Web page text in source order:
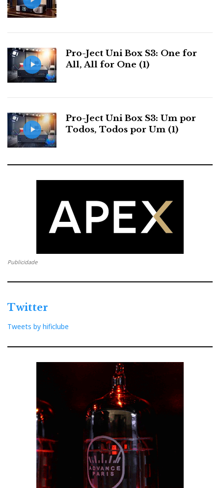
Pro-Ject Uni Box S3: One for
All, All for One (1)
Pro-Ject Uni Box S3: Um por
Todos, Todos por Um (1)
Publicidade
Twitter
Tweets by hificlube